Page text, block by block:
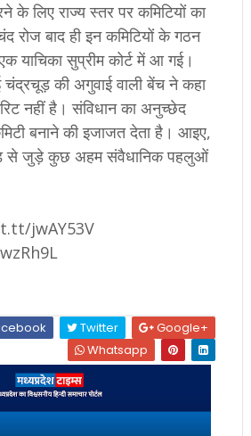
के लिए राज्य स्तर पर कमिटियों का
रोज बाद ही इन कमिटियों के गठन
याचिका सुप्रीम कोर्ट में आ गई।
चंद्रचूड़ की अगुवाई वाली बेंच ने कहा
नहीं है। संविधान का अनुच्छेद
बनाने की इजाजत देता है। आइए,
से जुड़े कुछ अहम संवैधानिक पहलुओं
jwAY53V
Twitter
Google+
Whatsapp